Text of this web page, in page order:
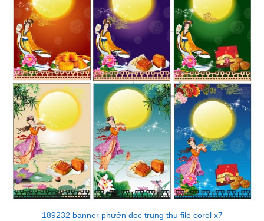
189232 banner phướn dọc trung thu file corel x7